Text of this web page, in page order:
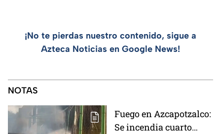
¡No te pierdas nuestro contenido, sigue a
Azteca Noticias en Google News!
NOTAS
Fuego en Azcapotzalco:
Se incendia cuarto